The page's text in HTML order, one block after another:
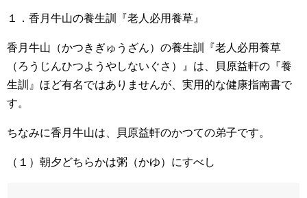
１．香月牛山の養生訓『老人必用養草』
香月牛山（かつきぎゅうざん）の養生訓『老人必用養草
（ろうじんひつようやしないぐさ）』は、貝原益軒の『養
生訓』ほど有名ではありませんが、実用的な健康指南書で
す。
ちなみに香月牛山は、貝原益軒のかつての弟子です。
（１）朝夕どちらかは粥（かゆ）にすべし